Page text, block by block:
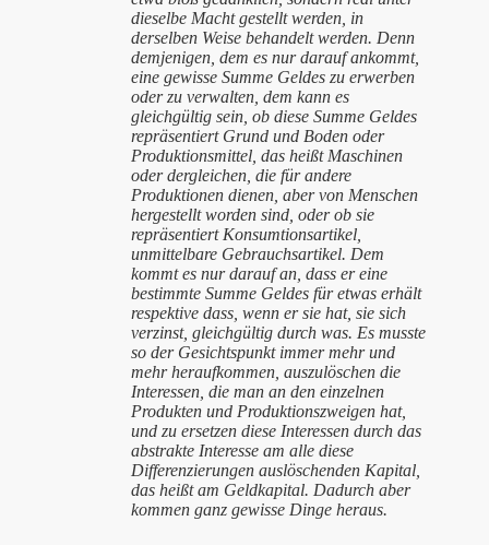
dieselbe Macht gestellt werden, in
derselben Weise behandelt werden. Denn
demjenigen, dem es nur darauf ankommt,
eine gewisse Summe Geldes zu erwerben
oder zu verwalten, dem kann es
gleichgültig sein, ob diese Summe Geldes
repräsentiert Grund und Boden oder
Produktionsmittel, das heißt Maschinen
oder dergleichen, die für andere
Produktionen dienen, aber von Menschen
hergestellt worden sind, oder ob sie
repräsentiert Konsumtionsartikel,
unmittelbare Gebrauchsartikel. Dem
kommt es nur darauf an, dass er eine
bestimmte Summe Geldes für etwas erhält
respektive dass, wenn er sie hat, sie sich
verzinst, gleichgültig durch was. Es musste
so der Gesichtspunkt immer mehr und
mehr heraufkommen, auszulöschen die
Interessen, die man an den einzelnen
Produkten und Produktionszweigen hat,
und zu ersetzen diese Interessen durch das
abstrakte Interesse am alle diese
Differenzierungen auslöschenden Kapital,
das heißt am Geldkapital. Dadurch aber
kommen ganz gewisse Dinge heraus.